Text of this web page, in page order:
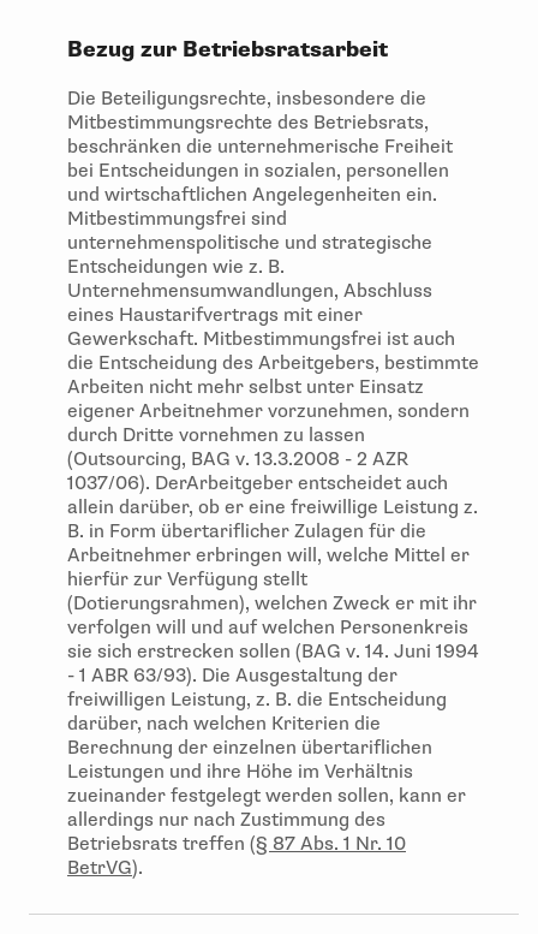
Bezug zur Betriebsratsarbeit
Die Beteiligungsrechte, insbesondere die
Mitbestimmungsrechte des Betriebsrats,
beschränken die unternehmerische Freiheit
bei Entscheidungen in sozialen, personellen
und wirtschaftlichen Angelegenheiten ein.
Mitbestimmungsfrei sind
unternehmenspolitische und strategische
Entscheidungen wie z. B.
Unternehmensumwandlungen, Abschluss
eines Haustarifvertrags mit einer
Gewerkschaft. Mitbestimmungsfrei ist auch
die Entscheidung des Arbeitgebers, bestimmte
Arbeiten nicht mehr selbst unter Einsatz
eigener Arbeitnehmer vorzunehmen, sondern
durch Dritte vornehmen zu lassen
(Outsourcing, BAG v. 13.3.2008 - 2 AZR
1037/06). DerArbeitgeber entscheidet auch
allein darüber, ob er eine freiwillige Leistung z.
B. in Form übertariflicher Zulagen für die
Arbeitnehmer erbringen will, welche Mittel er
hierfür zur Verfügung stellt
(Dotierungsrahmen), welchen Zweck er mit ihr
verfolgen will und auf welchen Personenkreis
sie sich erstrecken sollen (BAG v. 14. Juni 1994
- 1 ABR 63/93). Die Ausgestaltung der
freiwilligen Leistung, z. B. die Entscheidung
darüber, nach welchen Kriterien die
Berechnung der einzelnen übertariflichen
Leistungen und ihre Höhe im Verhältnis
zueinander festgelegt werden sollen, kann er
allerdings nur nach Zustimmung des
Betriebsrats treffen (§ 87 Abs. 1 Nr. 10
BetrVG).